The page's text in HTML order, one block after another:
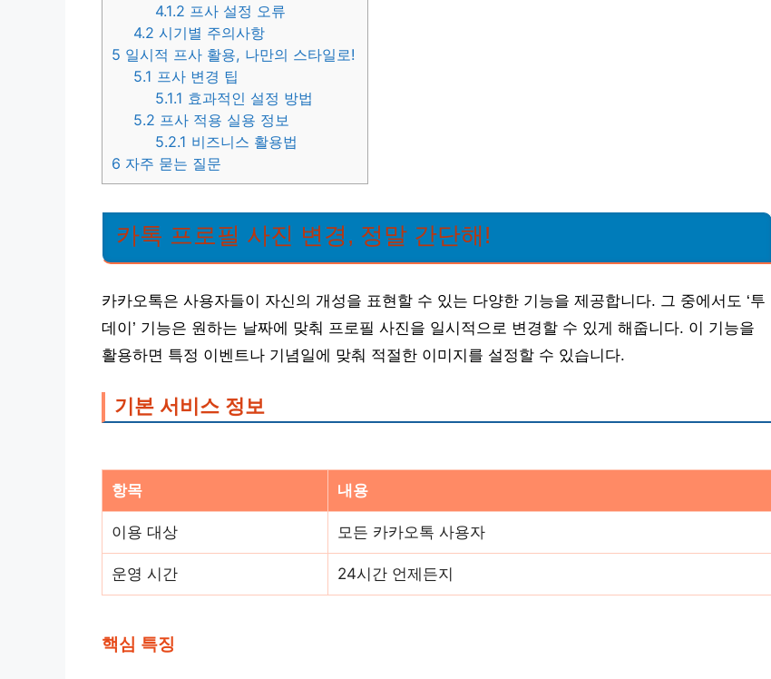
4.1.2 프사 설정 오류
4.2 시기별 주의사항
5 일시적 프사 활용, 나만의 스타일로!
5.1 프사 변경 팁
5.1.1 효과적인 설정 방법
5.2 프사 적용 실용 정보
5.2.1 비즈니스 활용법
6 자주 묻는 질문
카톡 프로필 사진 변경, 정말 간단해!
카카오톡은 사용자들이 자신의 개성을 표현할 수 있는 다양한 기능을 제공합니다. 그 중에서도 ‘투
데이’ 기능은 원하는 날짜에 맞춰 프로필 사진을 일시적으로 변경할 수 있게 해줍니다. 이 기능을
활용하면 특정 이벤트나 기념일에 맞춰 적절한 이미지를 설정할 수 있습니다.
기본 서비스 정보
항목 내용
이용 대상 모든 카카오톡 사용자
운영 시간 24시간 언제든지
핵심 특징